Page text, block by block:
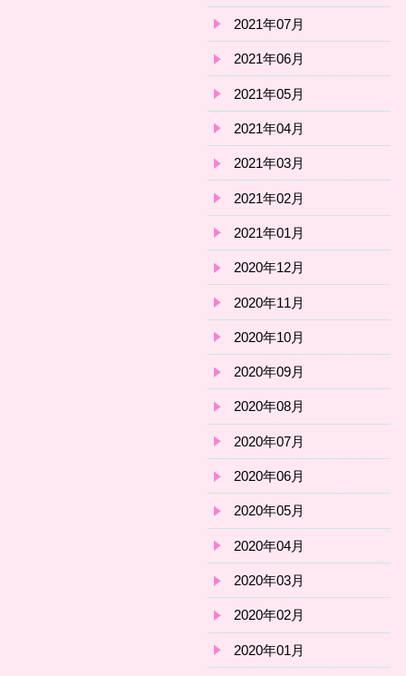
2021年07月
2021年06月
2021年05月
2021年04月
2021年03月
2021年02月
2021年01月
2020年12月
2020年11月
2020年10月
2020年09月
2020年08月
2020年07月
2020年06月
2020年05月
2020年04月
2020年03月
2020年02月
2020年01月